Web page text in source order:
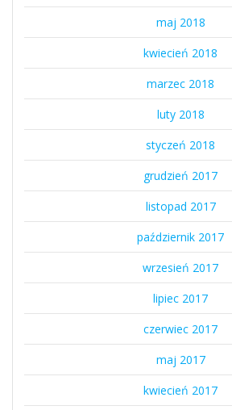
maj 2018
kwiecień 2018
marzec 2018
luty 2018
styczeń 2018
grudzień 2017
listopad 2017
październik 2017
wrzesień 2017
lipiec 2017
czerwiec 2017
maj 2017
kwiecień 2017